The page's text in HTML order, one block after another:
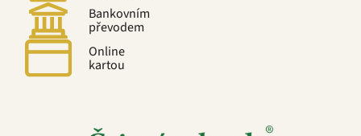
Bankovním
převodem
Online
kartou